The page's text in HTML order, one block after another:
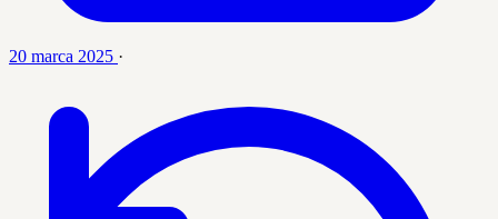
20 marca 2025 ·